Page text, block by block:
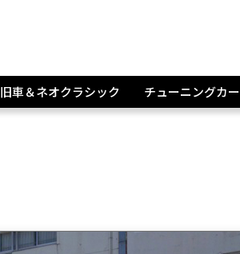
旧車＆ネオクラシック チューニングカー